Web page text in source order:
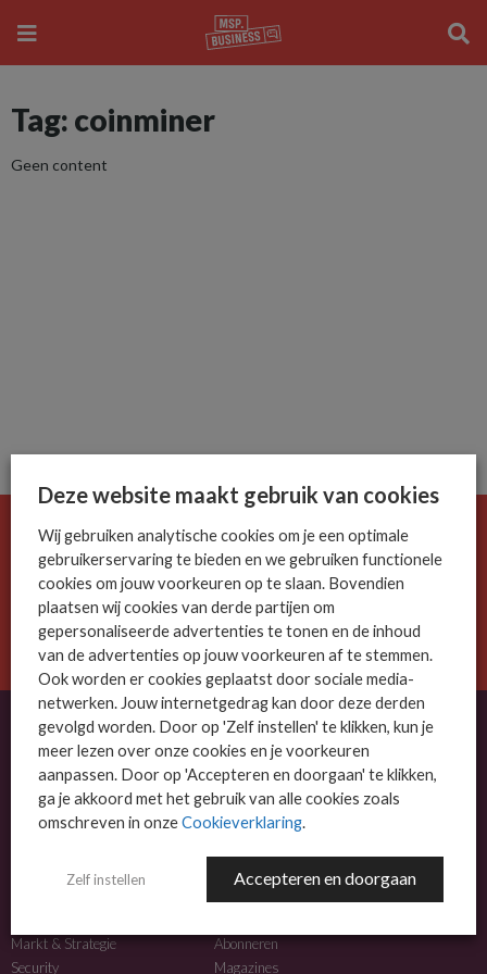
Tag: coinminer
Geen content
De ICT-wereld is snel. Mis niets.
Meld je nu aan voor de MSP Business nieuwsbrief.
AANMELDEN
OVER MSP BUSINESS
MSP Business is het kennisplatform voor IT-dienstverleners met MKB-focus.
NIEUWS
Markt & Strategie
Security
MEER INFO
Abonneren
Magazines
Deze website maakt gebruik van cookies
Wij gebruiken analytische cookies om je een optimale
gebruikerservaring te bieden en we gebruiken functionele
cookies om jouw voorkeuren op te slaan. Bovendien
plaatsen wij cookies van derde partijen om
gepersonaliseerde advertenties te tonen en de inhoud
van de advertenties op jouw voorkeuren af te stemmen.
Ook worden er cookies geplaatst door sociale media-
netwerken. Jouw internetgedrag kan door deze derden
gevolgd worden. Door op 'Zelf instellen' te klikken, kun je
meer lezen over onze cookies en je voorkeuren
aanpassen. Door op 'Accepteren en doorgaan' te klikken,
ga je akkoord met het gebruik van alle cookies zoals
omschreven in onzeCookieverklaring.
Zelf instellen Accepteren en doorgaan